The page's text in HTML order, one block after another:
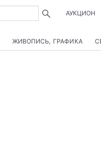
АУКЦИОН
ЖИВОПИСЬ, ГРАФИКА